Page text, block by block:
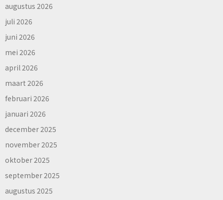
augustus 2026
juli 2026
juni 2026
mei 2026
april 2026
maart 2026
februari 2026
januari 2026
december 2025
november 2025
oktober 2025
september 2025
augustus 2025